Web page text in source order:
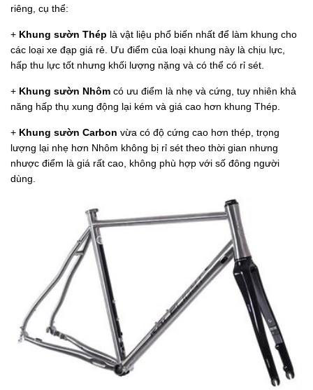
riêng, cụ thể:
+ Khung sườn Thép là vật liệu phổ biến nhất để làm khung cho
các loại xe đạp giá rẻ. Ưu điểm của loại khung này là chịu lực,
hấp thu lực tốt nhưng khối lượng nặng và có thể có rỉ sét.
+ Khung sườn Nhôm có ưu điểm là nhẹ và cứng, tuy nhiên khả
năng hấp thụ xung động lại kém và giá cao hơn khung Thép.
+ Khung sườn Carbon vừa có độ cứng cao hơn thép, trọng
lượng lại nhẹ hơn Nhôm không bị rỉ sét theo thời gian nhưng
nhược điểm là giá rất cao, không phù hợp với số đông người
dùng.